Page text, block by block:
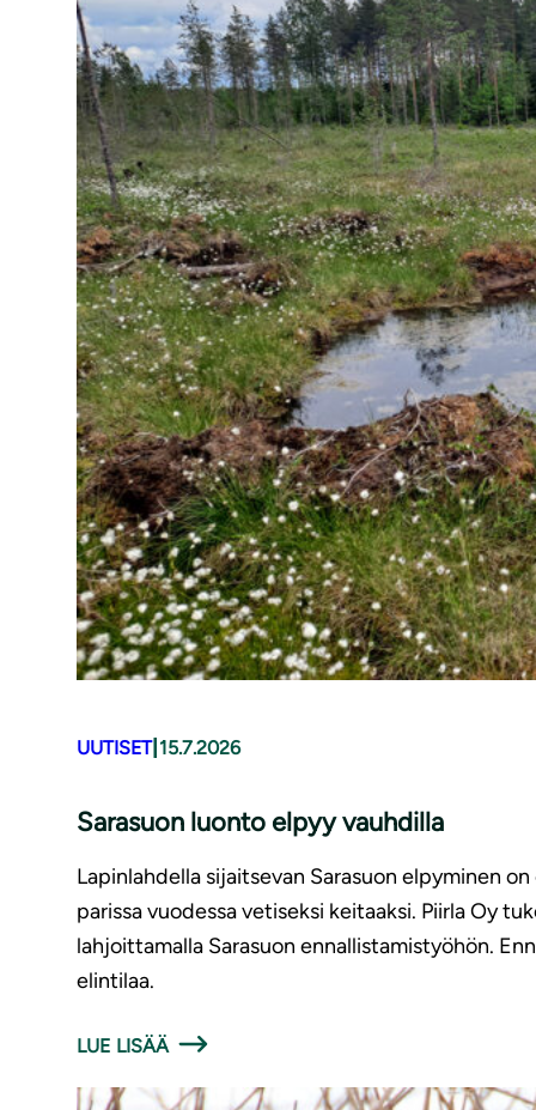
UUTISET| 15.7.2026
Sarasuon luonto elpyy vauhdilla
Lapinlahdella sijaitsevan Sarasuon elpyminen
parissa vuodessa vetiseksi keitaaksi. Piirla Oy
lahjoittamalla Sarasuon ennallistamistyöhön.
elintilaa.
LUE LISÄÄ